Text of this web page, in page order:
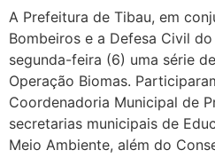
A Prefeitura de Tibau, em
Bombeiros e a Defesa Civil
segunda-feira (6) uma série
Operação Biomas.
Coordenadoria Municipal de
secretarias municipais de
Meio Ambiente, além do